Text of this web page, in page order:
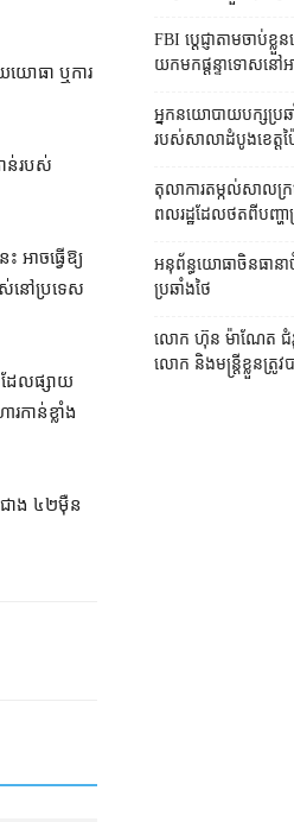
យោធា ឬ​ការ​
ន់​របស់​
អាច​ធ្វើ​ឱ្យ​
ស់​នៅ​ប្រទេស​
ដែល​ផ្សាយ​
កាន់​ខ្លាំង​
ាង ៤២​ម៉ឺន​
FBI ប្ដេជ្ញា​តាម​ចាប់
យក​មក​ផ្ដន្ទាទោស​នៅ​អ
អ្នកនយោបាយ​បក្ស​ប្រ
របស់​សាលាដំបូង​ខេត្ត​
តុលាការ​តម្កល់​សាលក្
ពលរដ្ឋ​ដែល​ថត​ពី​បញ្ហា​ព្
អនុព័ន្ធយោធា​ចិន​ធានា​
ប្រឆាំង​ថៃ ​
លោក ហ៊ុន ម៉ាណែត ជំរុញ​
លោក និង​មន្ត្រី​​ខ្លួន​ត្រូវ​